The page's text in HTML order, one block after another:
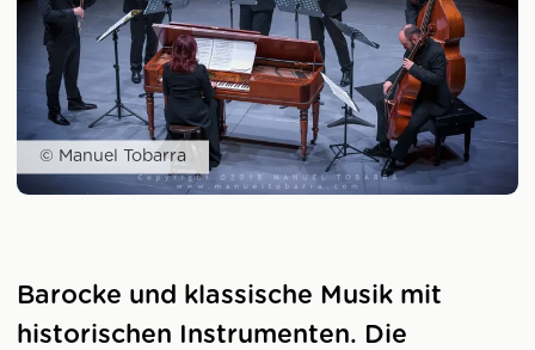
© Manuel Tobarra
Barocke und klassische Musik mit
historischen Instrumenten. Die